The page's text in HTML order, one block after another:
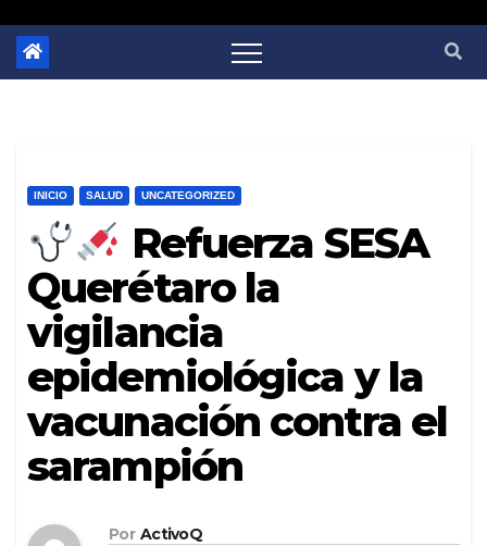
INICIO SALUD UNCATEGORIZED
Refuerza SESA
Querétaro la
vigilancia
epidemiológica y la
vacunación contra el
sarampión
Por ActivoQ